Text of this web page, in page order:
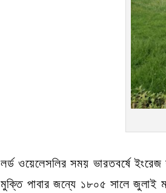
লর্ড ওয়েলেসলির সময় ভারতবর্ষে
মুক্তি পাবার জন্যে ১৮০৫ সালে জুলাই